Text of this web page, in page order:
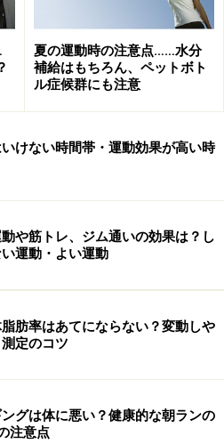
トレッチポールを使って背中と
よう
ポール」は、仰向けでポール
けで、肩や背中、お尻にかけ
れます。背中からお尻の緊張
クに感じることもあります。
たいときは、ポールの上でバ
かしてみましょう。肩甲骨付
たって、心地よい刺激が得ら
筋肉の緊張をほぐすだけでは
緊張が緩和されるため、歪ん
夏の運動時の注意点……水分
補給はもちろん、ペットボト
ル症候群にも注意
けない時間帯・運動効果が高い時
や筋トレ、ジム通いの効果は？し
運動・よい運動
肪率はあてにならない？変動しや
定のコツ
グは体に悪い？健康的な朝ランの
注意点